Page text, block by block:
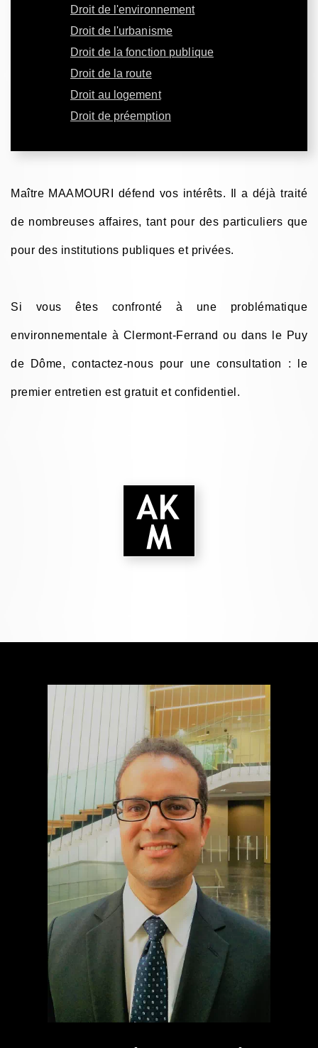
Droit de l'environnement
Droit de l'urbanisme
Droit de la fonction publique
Droit de la route
Droit au logement
Droit de préemption
Maître MAAMOURI défend vos intérêts. Il a déjà traité
de nombreuses affaires, tant pour des particuliers que
pour des institutions publiques et privées.
Si vous êtes confronté à une problématique
environnementale à Clermont-Ferrand ou dans le Puy
de Dôme, contactez-nous pour une consultation : le
premier entretien est gratuit et confidentiel.